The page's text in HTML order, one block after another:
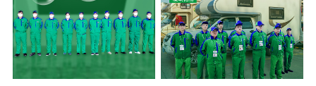
文明的进步，创造了多姿
多彩的家居产品和生活情
调，但也带来了以甲醛为
首的室内...
液，具备杀死人体冠状病
毒的功效，杀菌率
99.99%。相对于传统消毒
液来说，无...